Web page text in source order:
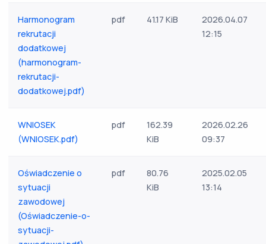
Harmonogram
rekrutacji
dodatkowej
(harmonogram-
rekrutacji-
dodatkowej.pdf)
pdf 41.17 KiB
2026.04.07
12:15
WNIOSEK
(WNIOSEK.pdf)
pdf
162.39
KiB
2026.02.26
09:37
Oświadczenie o
sytuacji
zawodowej
(Oświadczenie-o-
sytuacji-
pdf
80.76
KiB
2025.02.05
13:14